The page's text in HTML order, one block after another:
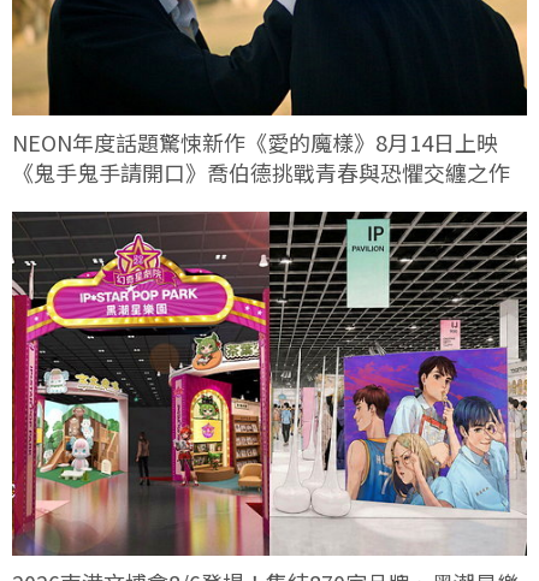
NEON年度話題驚悚新作《愛的魔樣》8月14日上映
《鬼手鬼手請開口》喬伯德挑戰青春與恐懼交纏之作